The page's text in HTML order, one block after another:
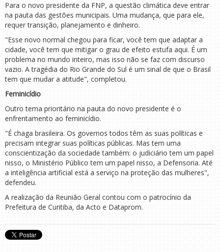
Para o novo presidente da FNP, a questão climática deve entrar
na pauta das gestões municipais. Uma mudança, que para ele,
requer transição, planejamento e dinheiro.
"Esse novo normal chegou para ficar, você tem que adaptar a
cidade, você tem que mitigar o grau de efeito estufa aqui. É um
problema no mundo inteiro, mas isso não se faz com discurso
vazio. A tragédia do Rio Grande do Sul é um sinal de que o Brasil
tem que mudar a atitude", completou.
Feminicídio
Outro tema prioritário na pauta do novo presidente é o
enfrentamento ao feminicídio.
"É chaga brasileira. Os governos todos têm as suas políticas e
precisam integrar suas políticas públicas. Mas tem uma
conscientização da sociedade também: o judiciário tem um papel
nisso, o Ministério Público tem um papel nisso, a Defensoria. Até
a inteligência artificial está a serviço na proteção das mulheres",
defendeu.
A realização da Reunião Geral contou com o patrocínio da
Prefeitura de Curitiba, da Acto e Dataprom.